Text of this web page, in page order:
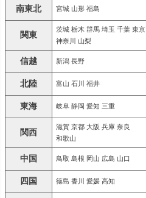
南東北 宮城 山形 福島
関東
茨城 栃木 群馬 埼玉 千葉 東京
神奈川 山梨
信越 新潟 長野
北陸 富山 石川 福井
東海 岐阜 静岡 愛知 三重
関西
滋賀 京都 大阪 兵庫 奈良
和歌山
中国 鳥取 島根 岡山 広島 山口
四国 徳島 香川 愛媛 高知